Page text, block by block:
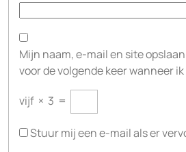
Mijn naam, e-mail en site
voor de volgende keer wanneer
vijf × 3 =
Stuur mij een e-mail als er